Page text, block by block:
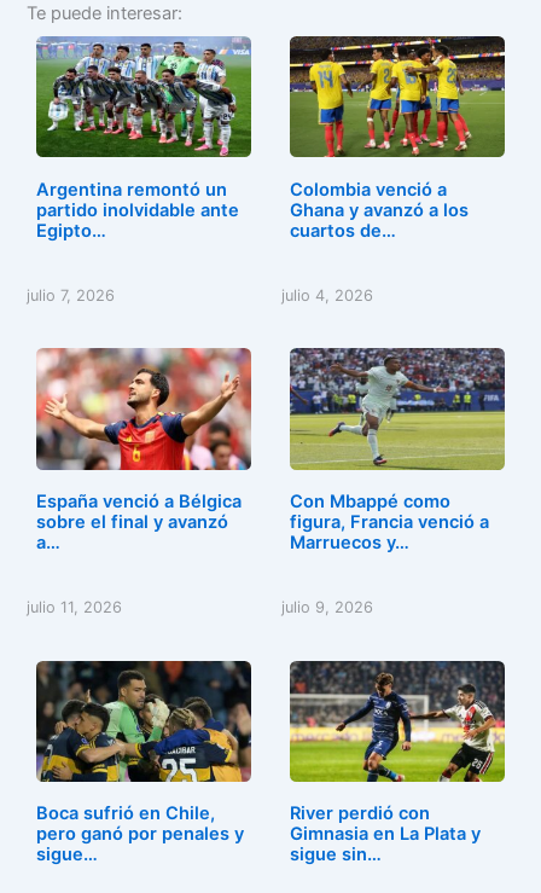
c
e
b
o
o
k
st
o
d
o
n
ai
l
m
p
ar
tir
Te puede interesar:
Argentina remontó un
partido inolvidable ante
Egipto…
julio 7, 2026
Colombia venció a
Ghana y avanzó a los
cuartos de…
julio 4, 2026
España venció a Bélgica
sobre el final y avanzó
a…
julio 11, 2026
Con Mbappé como
figura, Francia venció a
Marruecos y…
julio 9, 2026
Boca sufrió en Chile,
pero ganó por penales y
sigue…
River perdió con
Gimnasia en La Plata y
sigue sin…